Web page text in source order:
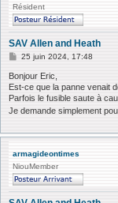
Résident
SAV Allen and Heath
M
s
s
g
e
25 juin 2024, 17:48
Bonjour Eric,
Est-ce que la panne venait
Parfois le fusible saute à
Je demande simplement
armagideontimes
NiouMember